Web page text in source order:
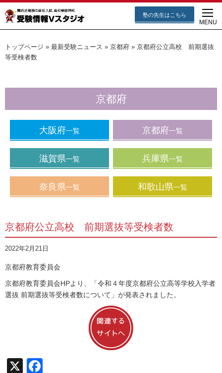
塾の先生はこちら
MENU
トップページ » 最新受験ニュース » 京都府 » 京都府公立高校 前期選抜
等受検者数
京都府
大阪府一覧 京都府一覧
滋賀県一覧 兵庫県一覧
奈良県一覧 和歌山県一覧
京都府公立高校 前期選抜等受検者数
2022年2月21日
京都府教育委員会
京都府教育委員会HPより、「令和４年度京都府公立高等学校入学者
選抜 前期選抜等受検者数について」が発表されました。
X